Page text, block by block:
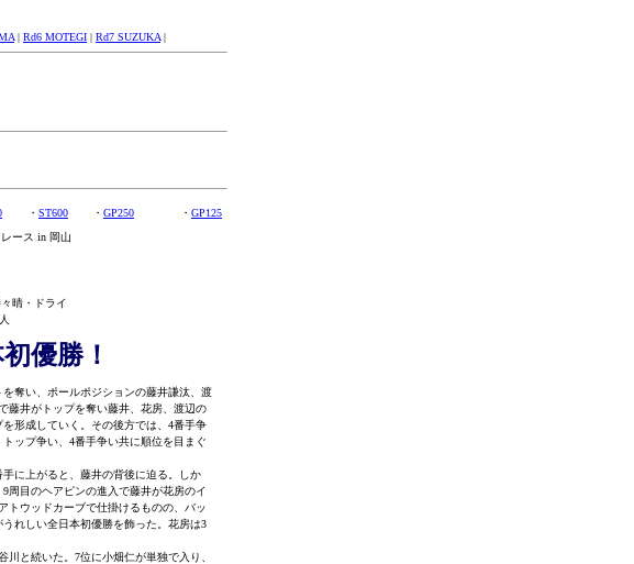
| Rd6 MOTEGI | Rd7 SUZUKA |
・ ST600 ・ GP250 ・ GP125
ース in 岡山
晴・ドライ
優勝！
奪い、ポールポジションの藤井謙汰、渡
藤井がトップを奪い藤井、花房、渡辺の
形成していく。その後方では、4番手争
ップ争い、4番手争い共に順位を目まぐ
に上がると、藤井の背後に迫る。しか
周目のヘアピンの進入で藤井が花房のイ
トウッドカーブで仕掛けるものの、バッ
れしい全日本初優勝を飾った。花房は3
と続いた。7位に小畑仁が単独で入り、